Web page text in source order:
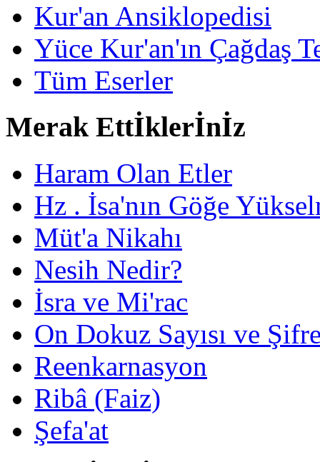
Kur'an Ansiklopedisi
Yüce Kur'an'ın Çağdaş
Tüm Eserler
Merak Ettİklerİnİz
Haram Olan Etler
Hz . İsa'nın Göğe
Müt'a Nikahı
Nesih Nedir?
İsra ve Mi'rac
On Dokuz Sayısı ve
Reenkarnasyon
Ribâ (Faiz)
Şefa'at